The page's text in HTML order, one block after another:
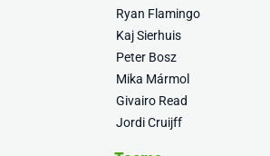
Ryan Flamingo
Kaj Sierhuis
Peter Bosz
Mika Mármol
Givairo Read
Jordi Cruijff